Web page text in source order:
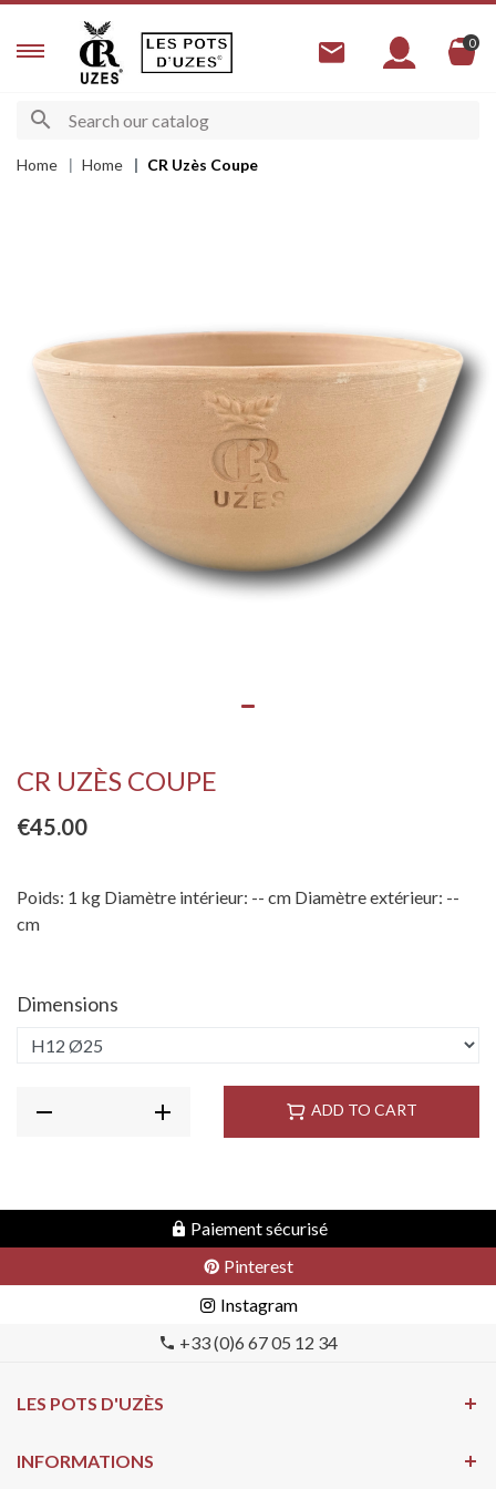
0
Home Home CR Uzès Coupe
CR UZÈS COUPE
€45.00
Poids: 1 kg Diamètre intérieur: -- cm Diamètre extérieur: --
cm
Dimensions
ADD TO CART
Paiement sécurisé
Pinterest
Instagram
+33 (0)6 67 05 12 34
LES POTS D'UZÈS
INFORMATIONS